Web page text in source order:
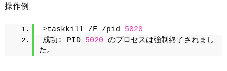
操作例
>taskkill /F /pid 5020
成功: PID 5020 のプロセスは強制終了されまし
た。